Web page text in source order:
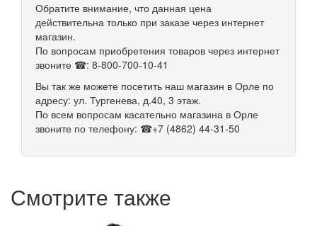
Обратите внимание, что данная цена
действительна только при заказе через интернет
магазин.
По вопросам приобретения товаров через интернет
звоните ☎: 8-800-700-10-41
Вы так же можете посетить наш магазин в Орле по
адресу: ул. Тургенева, д.40, 3 этаж.
По всем вопросам касательно магазина в Орле
звоните по телефону: ☎+7 (4862) 44-31-50
Смотрите также